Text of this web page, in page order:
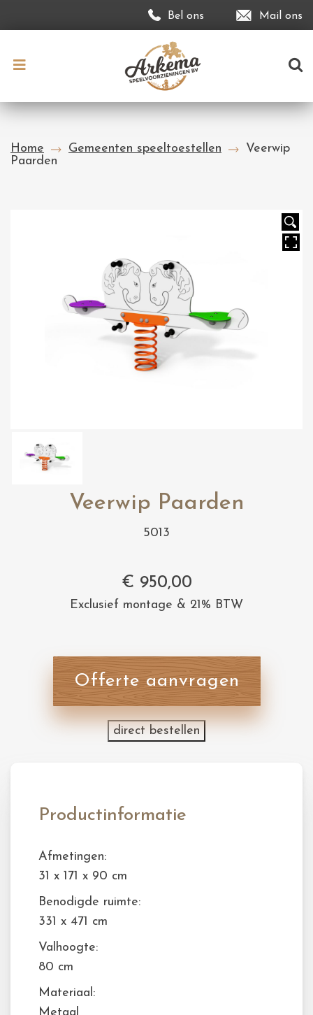
Bel ons Mail ons
Home Gemeenten speeltoestellen
Veerwip
Paarden
Veerwip Paarden
5013
€ 950,00
Exclusief montage & 21% BTW
Offerte aanvragen
direct bestellen
Productinformatie
Afmetingen:
31 x 171 x 90 cm
Benodigde ruimte:
331 x 471 cm
Valhoogte:
80 cm
Materiaal: